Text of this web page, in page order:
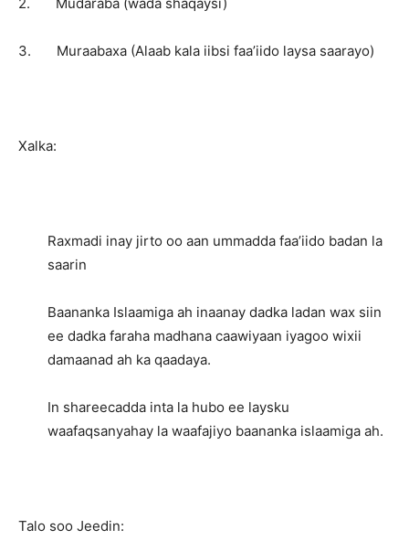
3. Muraabaxa (Alaab kala iibsi faa’iido laysa saarayo)
Xalka:
Raxmadi inay jirto oo aan ummadda faa’iido badan la
saarin
Baananka Islaamiga ah inaanay dadka ladan wax siin
ee dadka faraha madhana caawiyaan iyagoo wixii
damaanad ah ka qaadaya.
In shareecadda inta la hubo ee laysku
waafaqsanyahay la waafajiyo baananka islaamiga ah.
Talo soo Jeedin: